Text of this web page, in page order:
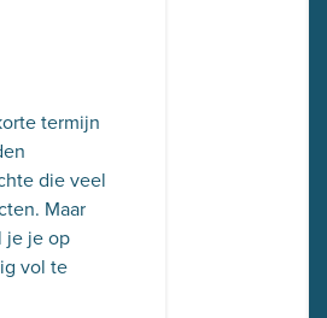
termijn
die veel
Maar
je je op
vol te